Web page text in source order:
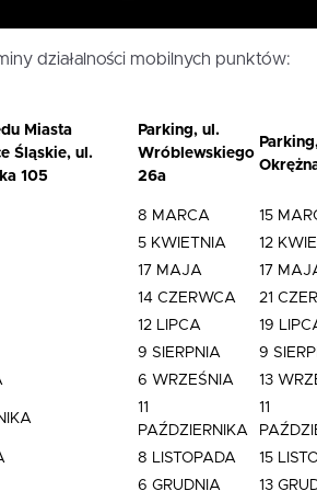
działalności mobilnych punktów:
Miasta
Śląskie, ul.
105
Parking, ul.
Wróblewskiego
26a
8 MARCA 15
5 KWIETNIA 12
17 MAJA 17
14 CZERWCA 21
12 LIPCA 19
9 SIERPNIA 9
6 WRZEŚNIA 13
11
PAŹDZIERNIKA
11
8 LISTOPADA 15
6 GRUDNIA 13